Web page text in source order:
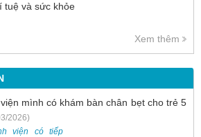
tuệ và sức khỏe
Xem thêm
mình có khám bàn chân bẹt cho trẻ 5
2026)
viện có tiếp